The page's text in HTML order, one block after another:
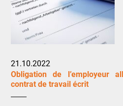
21.10.2022
Obligation de l’employeur
contrat de travail écrit